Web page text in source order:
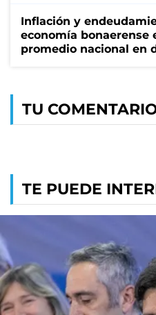
Inflación y
economía bonaerense
promedio nacional en
TU
TE PUEDE